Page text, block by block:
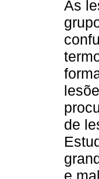
As
de
e